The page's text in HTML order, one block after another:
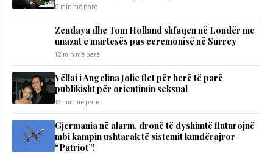
9 min më parë
Zendaya dhe Tom Holland shfaqen në Londër me
unazat e martesës pas ceremonisë në Surrey
12 min më parë
Vëllai i Angelina Jolie flet për herë të parë
publikisht për orientimin seksual
13 min më parë
Gjermania në alarm, dronë të dyshimtë fluturojnë
mbi kampin ushtarak të sistemit kundërajror
“Patriot”!